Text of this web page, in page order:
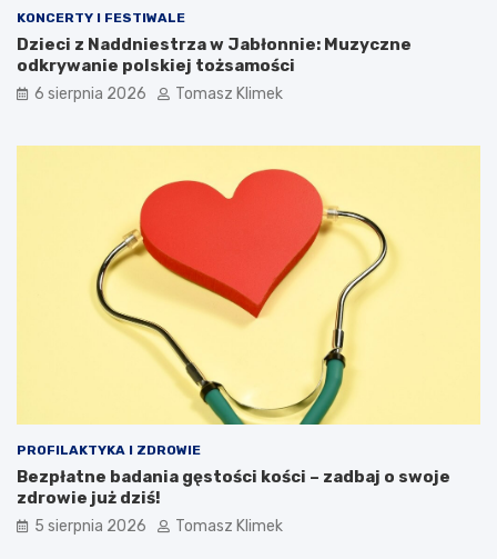
KONCERTY I FESTIWALE
Dzieci z Naddniestrza w Jabłonnie: Muzyczne
odkrywanie polskiej tożsamości
6 sierpnia 2026 Tomasz Klimek
PROFILAKTYKA I ZDROWIE
Bezpłatne badania gęstości kości – zadbaj o swoje
zdrowie już dziś!
5 sierpnia 2026 Tomasz Klimek